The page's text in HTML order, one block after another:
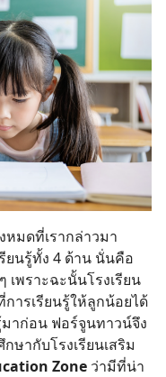
มดที่เรากล่าวมา
ยนรู้ทั้ง 4 ด้าน นั่นคือ
พราะฉะนั้นโรงเรียน
ารเรียนรู้ให้ลูกน้อยได้
าก่อน ฟอร์จูนทาวน์จึง
ากับโรงเรียนเสริม
Zone ว่ามีที่น่า